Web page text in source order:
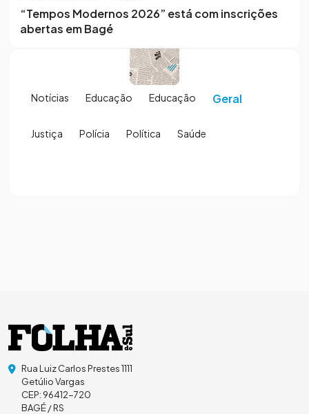
“Tempos Modernos 2026” está com inscrições
abertas em Bagé
Notícias Educação Educação Geral
Justiça Polícia Política Saúde
Rua Luiz Carlos Prestes 1111
Getúlio Vargas
CEP: 96412-720
BAGÉ / RS